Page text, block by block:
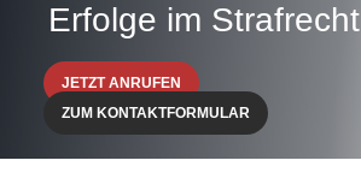
Erfolge im Strafrecht
JETZT ANRUFEN
ZUM KONTAKTFORMULAR